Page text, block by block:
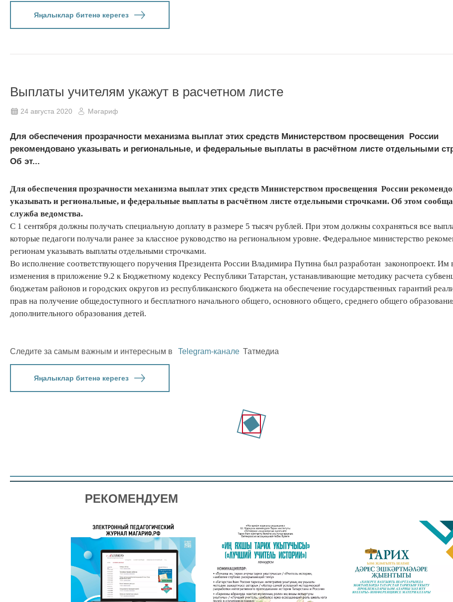
Яңалыклар битенә керегез
Выплаты учителям укажут в расчетном листе
24 августа 2020 Мәгариф
Для обеспечения прозрачности механизма выплат этих средств Министерством просвещения России
рекомендовано указывать и региональные, и федеральные выплаты в расчётном листе отдельными
Об эт...
Для обеспечения прозрачности механизма выплат этих средств Министерством просвещения России
указывать и региональные, и федеральные выплаты в расчётном листе отдельными строчками. Об этом
служба ведомства.
С 1 сентября должны получать специальную доплату в размере 5 тысяч рублей. При этом должны сохраняться все
которые педагоги получали ранее за классное руководство на региональном уровне. Федеральное министерство
регионам указывать выплаты отдельными строчками.
Во исполнение соответствующего поручения Президента России Владимира Путина был разработан законопроект. Им
изменения в приложение 9.2 к Бюджетному кодексу Республики Татарстан, устанавливающие методику расчета
бюджетам районов и городских округов из республиканского бюджета на обеспечение государственных гарантий
прав на получение общедоступного и бесплатного начального общего, основного общего, среднего общего
дополнительного образования детей.
Следите за самым важным и интересным в Telegram-канале Татмедиа
Яңалыклар битенә керегез
РЕКОМЕНДУЕМ